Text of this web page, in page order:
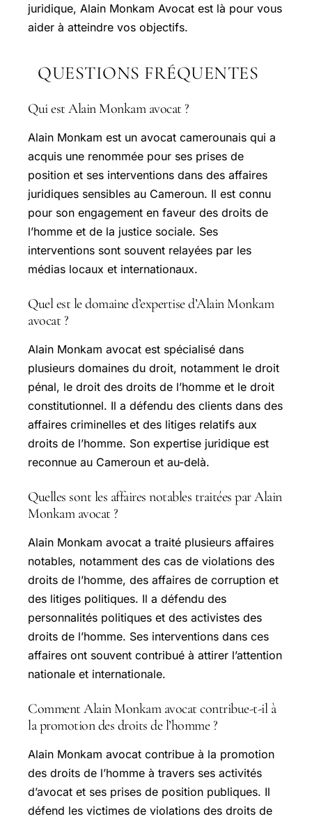
juridique, Alain Monkam Avocat est là pour vous
aider à atteindre vos objectifs.
QUESTIONS FRÉQUENTES
Qui est Alain Monkam avocat ?
Alain Monkam est un avocat camerounais qui a
acquis une renommée pour ses prises de
position et ses interventions dans des affaires
juridiques sensibles au Cameroun. Il est connu
pour son engagement en faveur des droits de
l’homme et de la justice sociale. Ses
interventions sont souvent relayées par les
médias locaux et internationaux.
Quel est le domaine d’expertise d’Alain Monkam
avocat ?
Alain Monkam avocat est spécialisé dans
plusieurs domaines du droit, notamment le droit
pénal, le droit des droits de l’homme et le droit
constitutionnel. Il a défendu des clients dans des
affaires criminelles et des litiges relatifs aux
droits de l’homme. Son expertise juridique est
reconnue au Cameroun et au-delà.
Quelles sont les affaires notables traitées par Alain
Monkam avocat ?
Alain Monkam avocat a traité plusieurs affaires
notables, notamment des cas de violations des
droits de l’homme, des affaires de corruption et
des litiges politiques. Il a défendu des
personnalités politiques et des activistes des
droits de l’homme. Ses interventions dans ces
affaires ont souvent contribué à attirer l’attention
nationale et internationale.
Comment Alain Monkam avocat contribue-t-il à
la promotion des droits de l’homme ?
Alain Monkam avocat contribue à la promotion
des droits de l’homme à travers ses activités
d’avocat et ses prises de position publiques. Il
défend les victimes de violations des droits de